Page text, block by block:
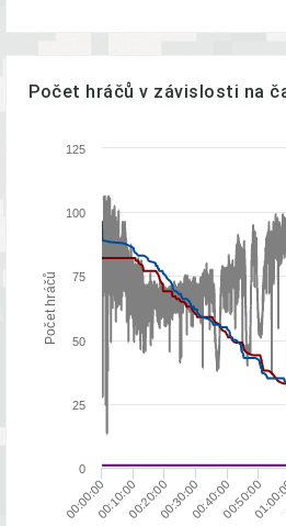
Počet hráčů v závislosti na
Počet hráčů
00:00:0000:10:0000:20:0000:30:0000:40:0000:50:00
0
25
50
75
100
125